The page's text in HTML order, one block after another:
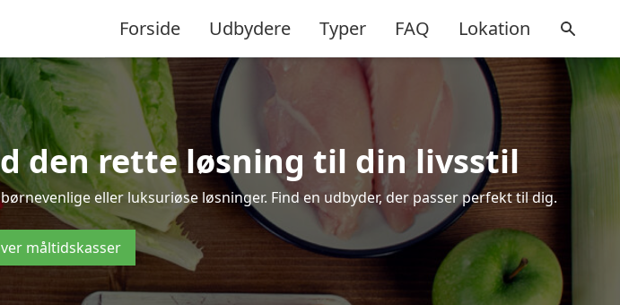
Forside Udbydere Typer FAQ Lokation
den rette løsning til din livsstil
eller luksuriøse løsninger. Find en udbyder, der passer perfekt til dig.
måltidskasser